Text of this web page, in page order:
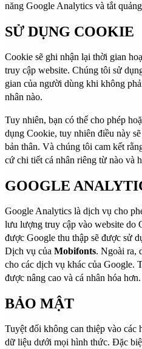
năng Google Analytics và tắt
SỬ DỤNG COOKIE
Cookie sẽ ghi nhận lại thời gian
truy cập website. Chúng tôi sử
gian của người dùng khi không
nhân nào.
Tuy nhiên, bạn có thể cho phép
dụng Cookie, tuy nhiên điều này
bản thân. Và chúng tôi cam kết
cứ chi tiết cá nhân riêng từ nào và
GOOGLE
Google Analytics là dịch vụ cho
lưu lượng truy cập vào website do
được Google thu thập sẽ được sử
Dịch vụ của Mobifonts. Ngoài ra,
cho các dịch vụ khác của Google.
được nâng cao và cá nhân hóa hơn.
BẢO MẬT
Tuyệt đối không can thiệp vào các
dữ liệu dưới mọi hình thức. Đặc